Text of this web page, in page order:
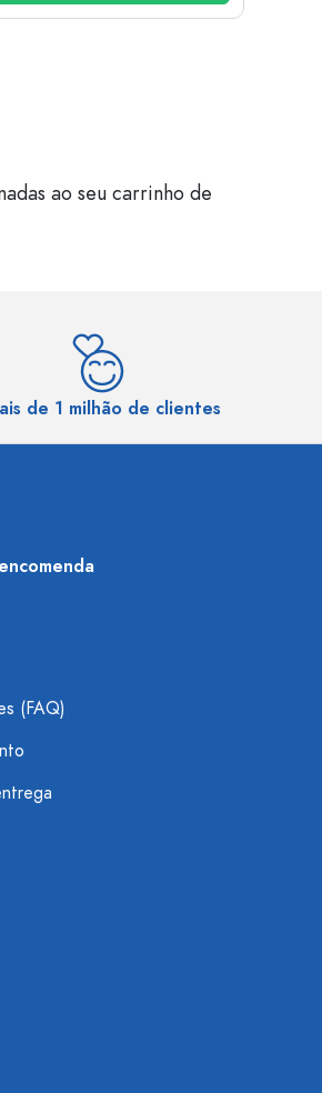
ao seu carrinho de
de 1 milhão de clientes
(FAQ)